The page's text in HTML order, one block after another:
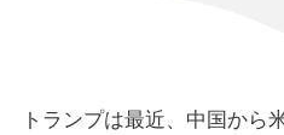
トランプは最近、中国から